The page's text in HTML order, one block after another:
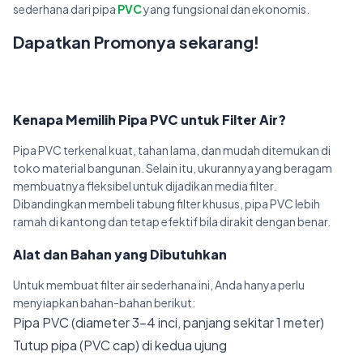
sederhana dari pipa PVCyang fungsional dan ekonomis.
Dapatkan Promonya sekarang!
Kenapa Memilih Pipa PVC untuk Filter Air?
Pipa PVC terkenal kuat, tahan lama, dan mudah ditemukan di
toko material bangunan. Selain itu, ukurannya yang beragam
membuatnya fleksibel untuk dijadikan media filter.
Dibandingkan membeli tabung filter khusus, pipa PVC lebih
ramah di kantong dan tetap efektif bila dirakit dengan benar.
Alat dan Bahan yang Dibutuhkan
Untuk membuat filter air sederhana ini, Anda hanya perlu
menyiapkan bahan-bahan berikut:
Pipa PVC (diameter 3–4 inci, panjang sekitar 1 meter)
Tutup pipa (PVC cap) di kedua ujung